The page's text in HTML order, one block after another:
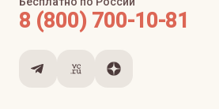
8 (800) 700-10-81